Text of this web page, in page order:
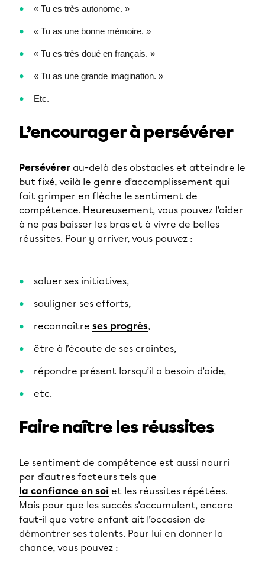
« Tu es très autonome. »
« Tu as une bonne mémoire. »
« Tu es très doué en français. »
« Tu as une grande imagination. »
Etc.
L’encourager à persévérer
Persévérer au-delà des obstacles et atteindre le
but fixé, voilà le genre d’accomplissement qui
fait grimper en flèche le sentiment de
compétence. Heureusement, vous pouvez l’aider
à ne pas baisser les bras et à vivre de belles
réussites. Pour y arriver, vous pouvez :
saluer ses initiatives,
souligner ses efforts,
reconnaître ses progrès,
être à l’écoute de ses craintes,
répondre présent lorsqu’il a besoin d’aide,
etc.
Faire naître les réussites
Le sentiment de compétence est aussi nourri
par d’autres facteurs tels que
la confiance en soi et les réussites répétées.
Mais pour que les succès s’accumulent, encore
faut-il que votre enfant ait l’occasion de
démontrer ses talents. Pour lui en donner la
chance, vous pouvez :